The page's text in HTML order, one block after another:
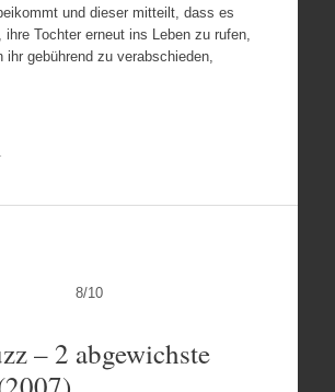
und dieser mitteilt, dass es
ihre Tochter erneut ins Leben zu rufen,
ihr gebührend zu verabschieden,
8/10
– 2 abgewichste